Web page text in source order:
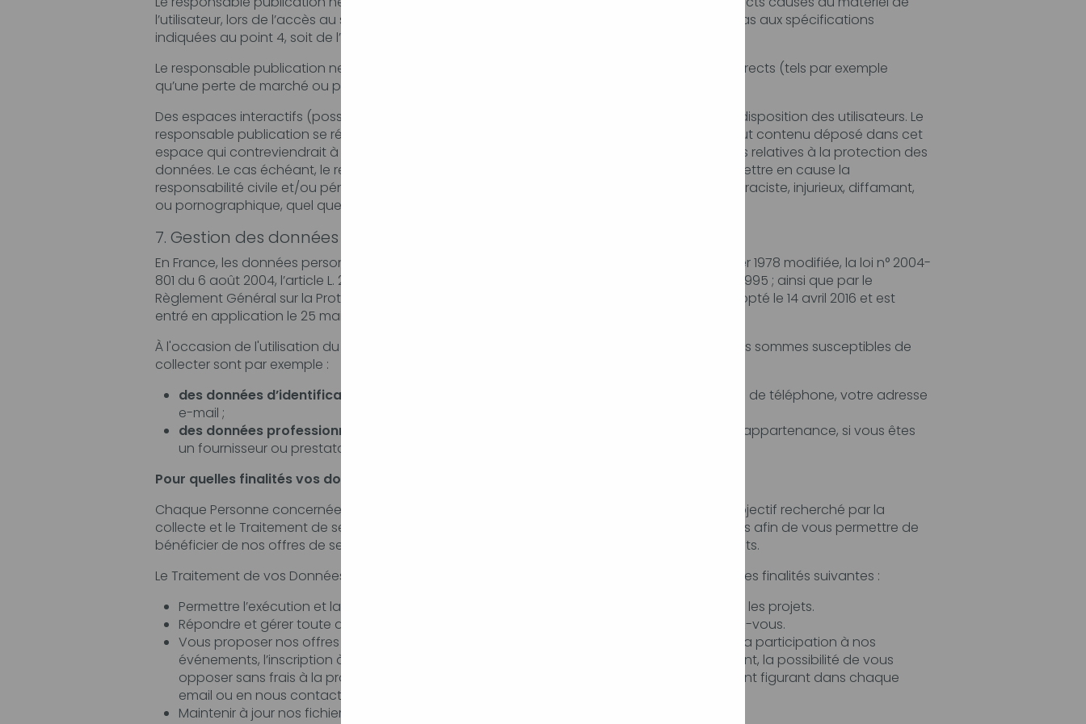
l’utilisateur, lors de l’accès au site, et résultant soit de l’utilisation d’un matériel ne répondant pas aux spécifications
indiquées au point 4, soit de l’apparition d’un bug ou d’une incompatibilité.
Le responsable publication ne pourra également être tenue responsable des dommages indirects (tels par exemple
qu’une perte de marché ou perte d’une chance) consécutifs à l’utilisation du site.
Des espaces interactifs (possibilité de poser des questions dans l’espace contact) sont à la disposition des utilisateurs. Le
responsable publication se réserve le droit de supprimer, sans mise en demeure préalable, tout contenu déposé dans cet
espace qui contreviendrait à la législation applicable en France, en particulier aux dispositions relatives à la protection des
données. Le cas échéant, le responsable publication se réserve également la possibilité de mettre en cause la
responsabilité civile et/ou pénale de l’utilisateur, notamment en cas de message à caractère raciste, injurieux, diffamant,
7. Gestion des données personnelles.
En France, les données personnelles sont notamment protégées par la loi n° 78-87 du 6 janvier 1978 modifiée, la loi n° 2004-
801 du 6 août 2004, l’article L. 226-13 du Code pénal et la Directive Européenne du 24 octobre 1995 ; ainsi que par le
Règlement Général sur la Protection des Données (RGPD) de l’Union Européenne qui a été adopté le 14 avril 2016 et est
entré en application le 25 mai 2018.
À l'occasion de l'utilisation du site, peuvent êtres recueillies. Les Données Personnelles que nous sommes susceptibles de
collecter sont par exemple :
des données d’identification
e-mail ;
des données professionnelles
un fournisseur ou prestataire de service de Talan
Pour quelles finalités vos données sont-elles collectées ?
Chaque Personne concernée est informée de manière claire et précise, de la finalité et de l’objectif recherché par la
collecte et le Traitement de ses Données. Vos Données Personnelles sont collectées et traitées afin de vous permettre de
bénéficier de nos offres de services, d’exécuter nos contrats et de participer à nos événements.
Le Traitement de vos Données Personnelles tend à répondre notamment à une ou plusieurs des finalités suivantes :
Permettre l’exécution et la gestion administratives et commerciales des contrats, exécuter les projets.
Répondre et gérer toute question, toute demande de contact, toute demande de rendez-vous.
Vous proposer nos offres commerciales sur des services susceptibles de vous intéresser, la participation à nos
événements, l’inscription à nos newsletters, étant entendu que vous gardez, à tout moment, la possibilité de vous
opposer sans frais à la prospection commerciale, en cliquant sur le lien de désabonnement figurant dans chaque
email ou en nous contactant via les contacts indiqués au paraphe 1 ci-dessus.
Maintenir à jour nos fichiers clients afin de toujours mieux répondre à vos attentes.